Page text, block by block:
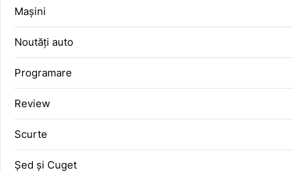
Mașini
Noutăți auto
Programare
Review
Scurte
Șed și Cuget